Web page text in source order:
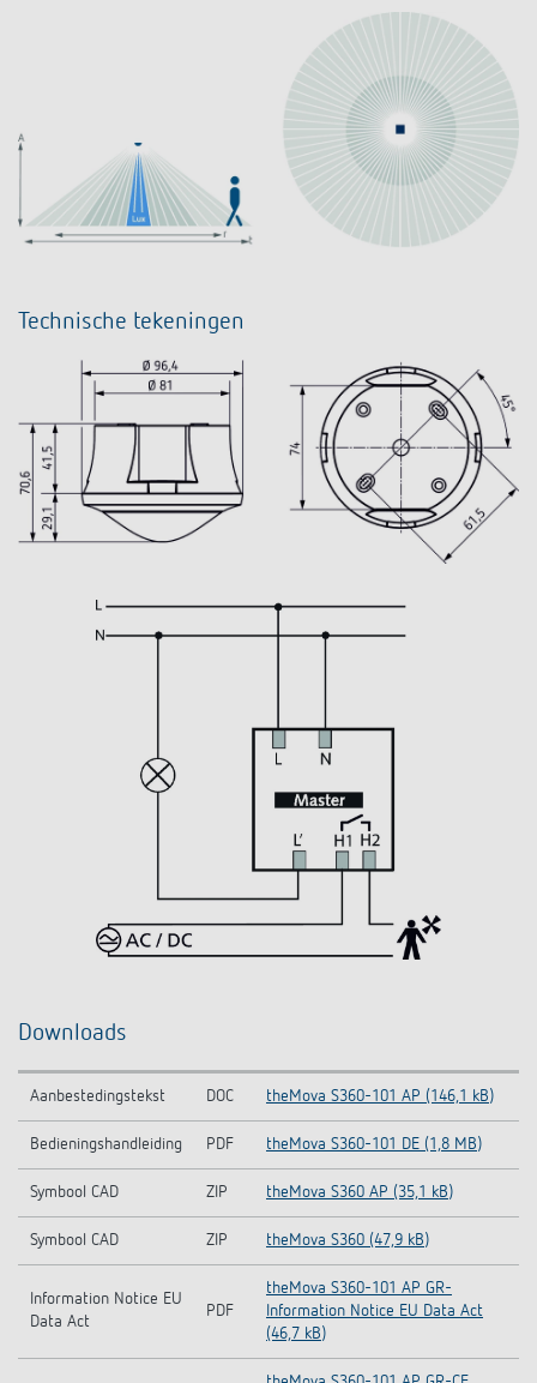
Technische tekeningen
Downloads
Aanbestedingstekst DOC theMova S360-101 AP (146,1 kB)
Bedieningshandleiding PDF theMova S360-101 DE (1,8 MB)
Symbool CAD ZIP theMova S360 AP (35,1 kB)
Symbool CAD ZIP theMova S360 (47,9 kB)
Information Notice EU
Data Act
PDF
theMova S360-101 AP GR-
Information Notice EU Data Act
(46,7 kB)